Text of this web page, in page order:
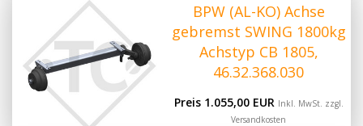
BPW (AL-KO) Achse
gebremst SWING 1800kg
Achstyp CB 1805,
46.32.368.030
Preis 1.055,00 EUR Inkl. MwSt. zzgl.
Versandkosten